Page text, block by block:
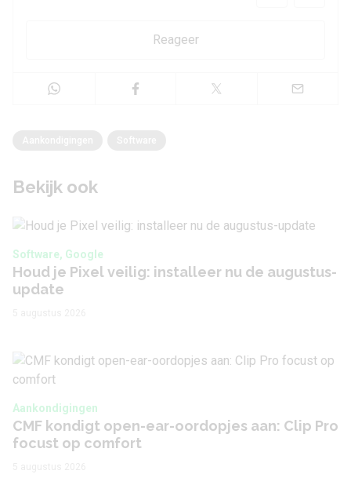
Reageer
Bekijk ook
Software, Google
Houd je Pixel veilig: installeer nu de augustus-
update
Aankondigingen
CMF kondigt open-ear-oordopjes aan: Clip Pro
focust op comfort